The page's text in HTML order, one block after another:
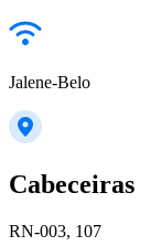
Jalene-Belo
Cabeceiras
RN-003, 107